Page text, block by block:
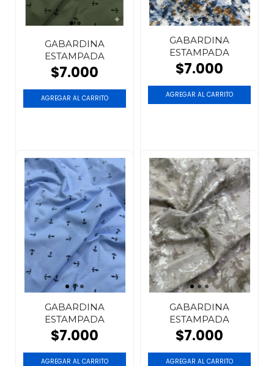
GABARDINA
ESTAMPADA
$7.000
GABARDINA
ESTAMPADA
$7.000
GABARDINA
ESTAMPADA
$7.000
GABARDINA
ESTAMPADA
$7.000